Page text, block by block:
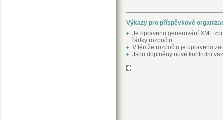
Výkazy pro příspěvkové
Je opraveno generování XML
řádky rozpočtu.
V témže rozpočtu je upraveno
Jsou doplněny nové kontrolní